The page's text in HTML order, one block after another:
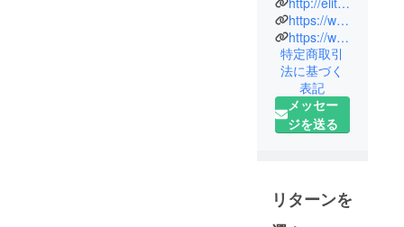
京・上海・
香港の3拠点
にてその時
代にあっ
た”優れた楽
しい”生活雑
貨を中心
場との資本
提携や事業
https://www.instagram.com/elitetrading_ec
https://www.youtube.com/channel/UCynXdM8iFIexBsYJ2D5DAoA
特定商取引
法に基づく
表記
メッセー
ジを送る
リターンを